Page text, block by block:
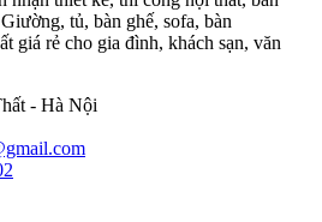
tủ, bàn ghế, sofa, bàn
giá rẻ cho gia đình, khách sạn, văn
- Hà Nội